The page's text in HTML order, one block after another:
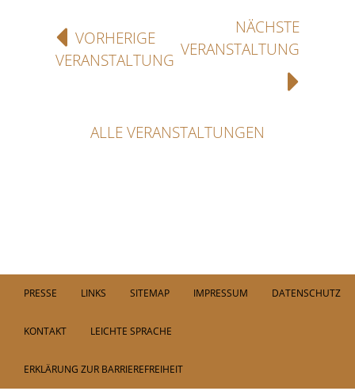
VORHERIGE
VERANSTALTUNG
NÄCHSTE
VERANSTALTUNG
ALLE VERANSTALTUNGEN
PRESSE LINKS SITEMAP IMPRESSUM DATENSCHUTZ
KONTAKT LEICHTE SPRACHE
ERKLÄRUNG ZUR BARRIEREFREIHEIT